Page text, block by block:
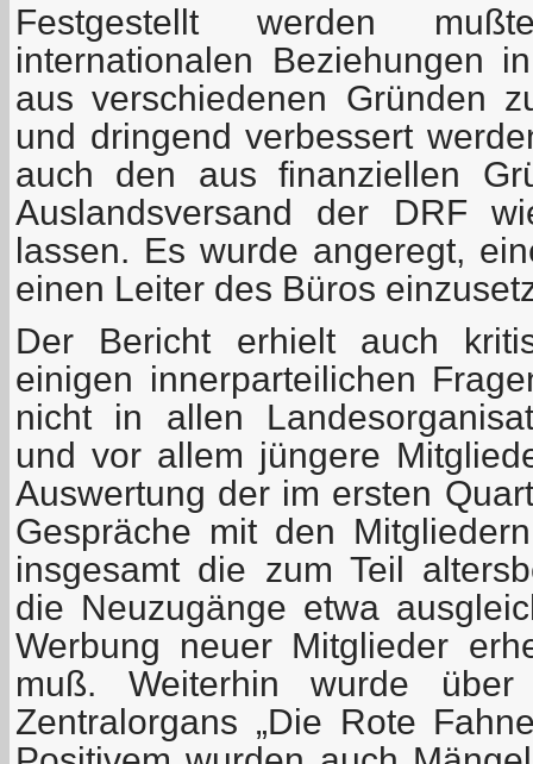
Festgestellt werden
internationalen Beziehungen
aus verschiedenen Gründen
und dringend verbessert
auch den aus finanziellen
Auslandsversand der DRF
lassen. Es wurde angeregt,
einen Leiter des Büros
Der Bericht erhielt auch
einigen innerparteilichen
nicht in allen
und vor allem jüngere
Auswertung der im ersten
Gespräche mit den
insgesamt die zum Teil
die Neuzugänge etwa
Werbung neuer Mitglieder
muß. Weiterhin wurde
Zentralorgans „Die Rote